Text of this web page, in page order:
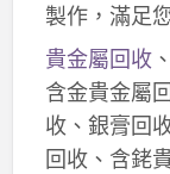
製作，滿足
貴金屬回收
含金貴金屬
收、銀膏回
回收、含銠